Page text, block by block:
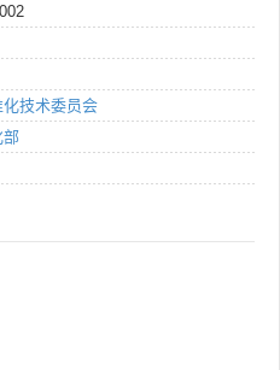
技术委员会
部